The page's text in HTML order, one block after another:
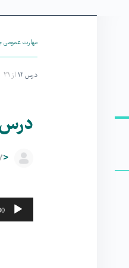
مهارت عمومی
درس ۱۲ از ۳۱
درس ۱ – نقطه کور ذهن
<ahra nik۲۷
صوت